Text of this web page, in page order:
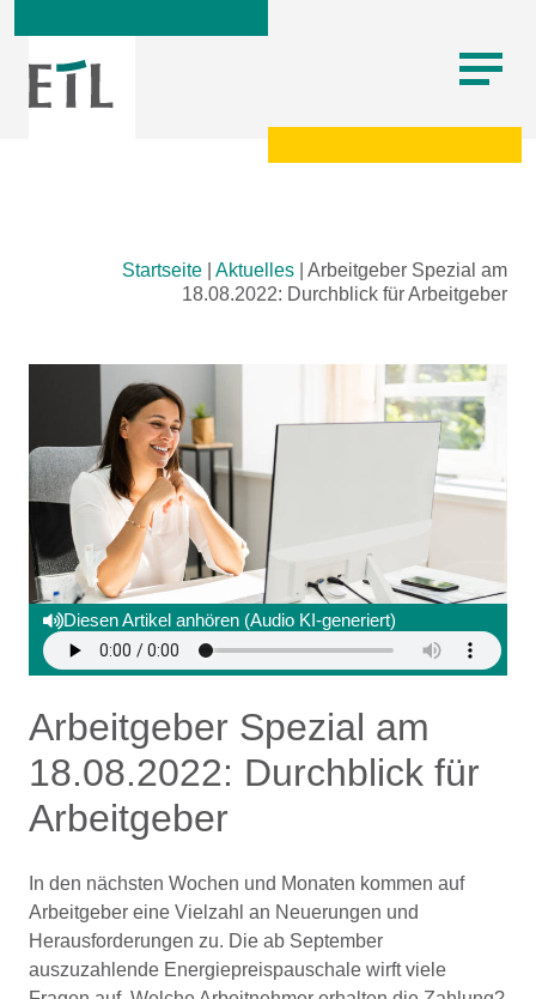
Startseite Aktuelles
Arbeitgeber Spezial am
18.08.2022: Durchblick für Arbeitgeber
Diesen Artikel anhören (Audio KI-generiert)
Arbeitgeber Spezial am
18.08.2022: Durchblick für
Arbeitgeber
In den nächsten Wochen und Monaten kommen auf
Arbeitgeber eine Vielzahl an Neuerungen und
Herausforderungen zu. Die ab September
auszuzahlende Energiepreispauschale wirft viele